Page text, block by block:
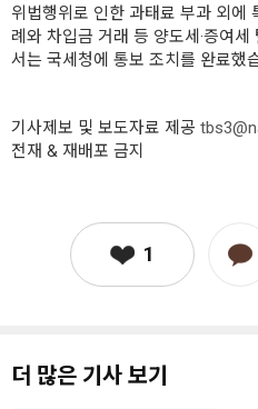
위법행위로 인한 과태료 부과 외에
례와 차입금 거래 등 양도세·증여
서는 국세청에 통보 조치를 완료했
기사제보 및 보도자료 제공
전재 & 재배포 금지
1
더 많은 기사 보기